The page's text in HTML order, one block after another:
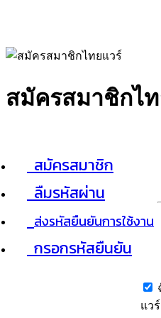
สมัครสมาชิกไ
สมัครสมาชิก
ลืมรหัสผ่าน
ส่งรหัสยืนยันการใช้งาน
กรอกรหัสยืนยัน
แวร์